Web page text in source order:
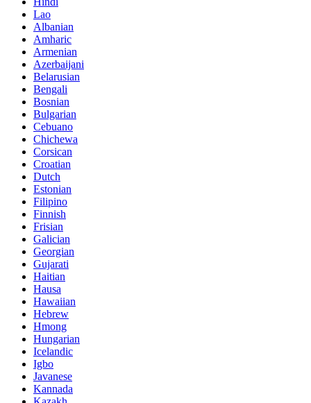
Lao
Albanian
Amharic
Armenian
Azerbaijani
Belarusian
Bengali
Bosnian
Bulgarian
Cebuano
Chichewa
Corsican
Croatian
Dutch
Estonian
Filipino
Finnish
Frisian
Galician
Georgian
Gujarati
Haitian
Hausa
Hawaiian
Hebrew
Hmong
Hungarian
Icelandic
Igbo
Javanese
Kannada